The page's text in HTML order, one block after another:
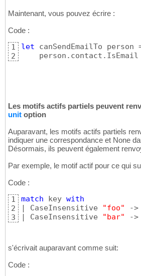
Maintenant, vous pouvez écrire :
Code :
1
2
let canSendEmailTo person
    person.contact.IsEmail
Les motifs actifs partiels peuvent
unit option
Auparavant, les motifs actifs partiels
indiquer une correspondance et None
Désormais, ils peuvent également
Par exemple, le motif actif pour ce qui
Code :
1
2
3
match key with
| CaseInsensitive
"foo"
-
| CaseInsensitive
"bar" -
s'écrivait auparavant comme suit:
Code :